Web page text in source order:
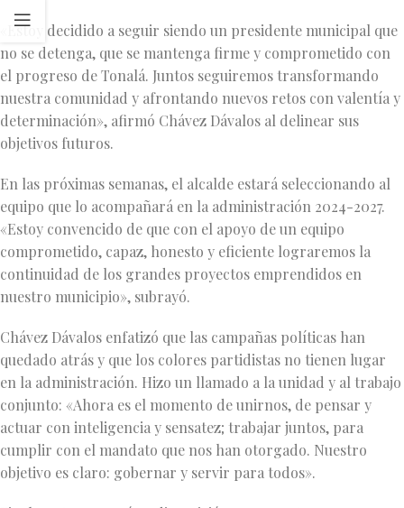
«Estoy decidido a seguir siendo un presidente municipal que
no se detenga, que se mantenga firme y comprometido con
el progreso de Tonalá. Juntos seguiremos transformando
nuestra comunidad y afrontando nuevos retos con valentía y
determinación», afirmó Chávez Dávalos al delinear sus
objetivos futuros.
En las próximas semanas, el alcalde estará seleccionando al
equipo que lo acompañará en la administración 2024-2027.
«Estoy convencido de que con el apoyo de un equipo
comprometido, capaz, honesto y eficiente lograremos la
continuidad de los grandes proyectos emprendidos en
nuestro municipio», subrayó.
Chávez Dávalos enfatizó que las campañas políticas han
quedado atrás y que los colores partidistas no tienen lugar
en la administración. Hizo un llamado a la unidad y al trabajo
conjunto: «Ahora es el momento de unirnos, de pensar y
actuar con inteligencia y sensatez; trabajar juntos, para
cumplir con el mandato que nos han otorgado. Nuestro
objetivo es claro: gobernar y servir para todos».